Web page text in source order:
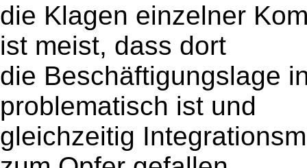
die Klagen einzelner
ist meist, dass dort
die Beschäftigungslage
problematisch ist und
gleichzeitig